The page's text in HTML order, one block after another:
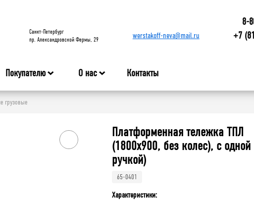
Cанкт-Петербург
пр. Александровской Фермы, 29
werstakoff-neva@mail.ru
8-
+7
Покупателю О нас Контакты
грузовые
Платформенная тележка ТПЛ
(1800x900, без колес), с одной
ручкой)
65-0401
Характеристики: